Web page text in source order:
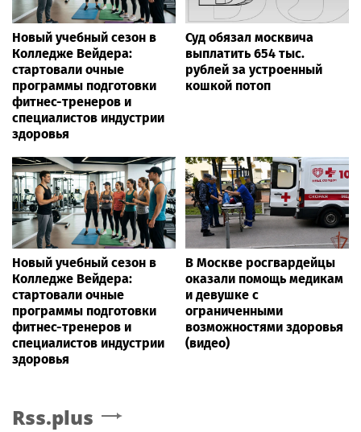
Новый учебный сезон в
Колледже Вейдера:
стартовали очные
программы подготовки
фитнес-тренеров и
специалистов индустрии
здоровья
Суд обязал москвича
выплатить 654 тыс.
рублей за устроенный
кошкой потоп
Новый учебный сезон в
Колледже Вейдера:
стартовали очные
программы подготовки
фитнес-тренеров и
специалистов индустрии
здоровья
В Москве росгвардейцы
оказали помощь медикам
и девушке с
ограниченными
возможностями здоровья
(видео)
Rss.plus